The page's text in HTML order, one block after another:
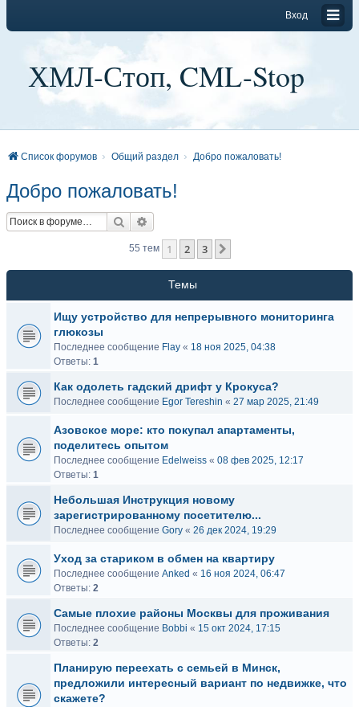
Вход
ХМЛ-Стоп, CML-Stop
Список форумов Общий раздел Добро пожаловать!
Добро пожаловать!
Поиск
55 тем 1 2 3
Темы
Ищу устройство для непрерывного мониторинга
глюкозы
Последнее сообщение Flay « 18 ноя 2025, 04:38
Ответы: 1
Как одолеть гадский дрифт у Крокуса?
Последнее сообщение Egor Tereshin « 27 мар 2025, 21:49
Азовское море: кто покупал апартаменты,
поделитесь опытом
Последнее сообщение Edelweiss « 08 фев 2025, 12:17
Ответы: 1
Небольшая Инструкция новому
зарегистрированному посетителю...
Последнее сообщение Gory « 26 дек 2024, 19:29
Уход за стариком в обмен на квартиру
Последнее сообщение Anked « 16 ноя 2024, 06:47
Ответы: 2
Самые плохие районы Москвы для проживания
Последнее сообщение Bobbi « 15 окт 2024, 17:15
Ответы: 2
Планирую переехать с семьей в Минск,
предложили интересный вариант по недвижке, что
скажете?